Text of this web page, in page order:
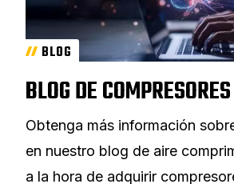
BLOG
BLOG DE
Obtenga más información
en nuestro blog de aire
a la hora de adquirir